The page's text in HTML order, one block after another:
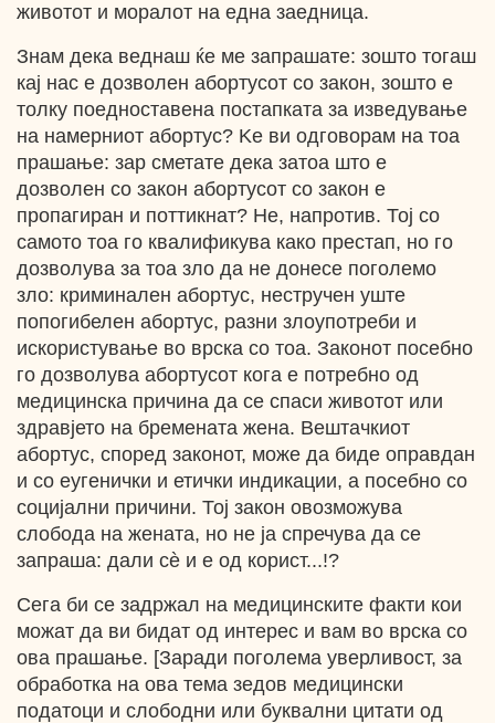
животот и моралот на една заедница.
Знам дека веднаш ќе ме запрашате: зошто тогаш
кај нас е дозволен абортусот со закон, зошто е
толку поедноставена постапката за изведување
на намерниот абортус? Ke ви одговорам на тоа
прашање: зар сметате дека затоа што е
дозволен со закон абортусот со закон е
пропагиран и поттикнат? Не, напротив. Тој со
самото тоа го квалификува како престап, но го
дозволува за тоа зло да не донесе поголемо
зло: криминален абортус, нестручен уште
попогибелен абортус, разни злоупотреби и
искористување во врска со тоа. Законот посебно
го дозволува абортусот кога е потребно од
медицинска причина да се спаси животот или
здравјето на бремената жена. Вештачкиот
абортус, според законот, може да биде оправдан
и со еугенички и етички индикации, а посебно со
социјални причини. Тој закон овозможува
слобода на жената, но не ја спречува да се
запраша: дали cѐ и е од корист...!?
Сега би се задржал на медицинските факти кои
можат да ви бидат од интерес и вам во врска со
ова прашање. [Заради поголема уверливост, за
обработка на ова тема зедов медицински
податоци и слободни или буквални цитати од